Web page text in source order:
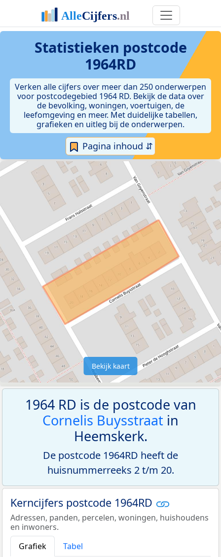
Statistieken postcode
1964RD
Verken alle cijfers over meer dan 250 onderwerpen
voor postcodegebied 1964 RD. Bekijk de data over
de bevolking, woningen, voertuigen, de
leefomgeving en meer. Met duidelijke tabellen,
grafieken en uitleg bij de onderwerpen.
Pagina inhoud ⇵
Bekijk kaart
1964 RD is de postcode van
Cornelis Buysstraat in
Heemskerk.
De postcode 1964RD heeft de
huisnummerreeks 2 t/m 20.
Kerncijfers postcode 1964RD
Adressen, panden, percelen, woningen, huishoudens
en inwoners.
Grafiek
Tabel